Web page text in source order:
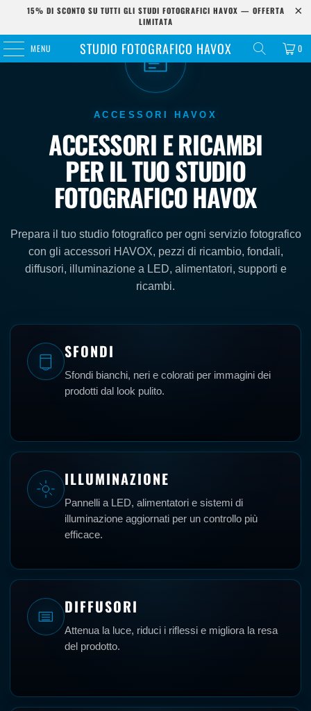
15% DI SCONTO SU TUTTI GLI STUDI FOTOGRAFICI HAVOX — OFFERTA
LIMITATA
MENU STUDIO FOTOGRAFICO HAVOX 0
ACCESSORI HAVOX
ACCESSORI E RICAMBI
PER IL TUO STUDIO
FOTOGRAFICO HAVOX
Prepara il tuo studio fotografico per ogni servizio fotografico
con gli accessori HAVOX, pezzi di ricambio, fondali,
diffusori, illuminazione a LED, alimentatori, supporti e
ricambi.
SFONDI
Sfondi bianchi, neri e colorati per immagini dei
prodotti dal look pulito.
ILLUMINAZIONE
Pannelli a LED, alimentatori e sistemi di
illuminazione aggiornati per un controllo più
efficace.
DIFFUSORI
Attenua la luce, riduci i riflessi e migliora la resa
del prodotto.